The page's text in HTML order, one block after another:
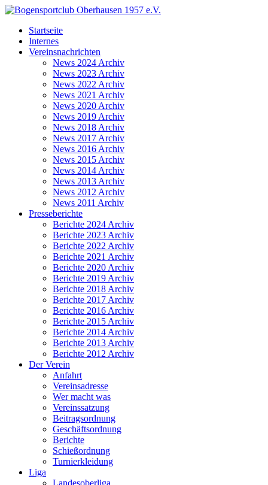
Startseite
Internes
Vereinsnachrichten
News 2024 Archiv
News 2023 Archiv
News 2022 Archiv
News 2021 Archiv
News 2020 Archiv
News 2019 Archiv
News 2018 Archiv
News 2017 Archiv
News 2016 Archiv
News 2015 Archiv
News 2014 Archiv
News 2013 Archiv
News 2012 Archiv
News 2011 Archiv
Presseberichte
Berichte 2024 Archiv
Berichte 2023 Archiv
Berichte 2022 Archiv
Berichte 2021 Archiv
Berichte 2020 Archiv
Berichte 2019 Archiv
Berichte 2018 Archiv
Berichte 2017 Archiv
Berichte 2016 Archiv
Berichte 2015 Archiv
Berichte 2014 Archiv
Berichte 2013 Archiv
Berichte 2012 Archiv
Der Verein
Anfahrt
Vereinsadresse
Wer macht was
Vereinssatzung
Beitragsordnung
Geschäftsordnung
Berichte
Schießordnung
Turnierkleidung
Liga
Landesoberliga